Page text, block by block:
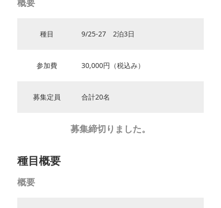
概要
種目 9/25-27 2泊3日
参加費 30,000円（税込み）
募集定員 合計20名
募集締切りました。
種目概要
概要